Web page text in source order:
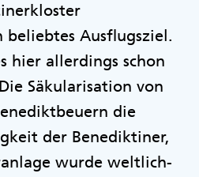
Ausflugsziel.
hier allerdings schon
Säkularisation von
die
der Benediktiner,
wurde weltlich-